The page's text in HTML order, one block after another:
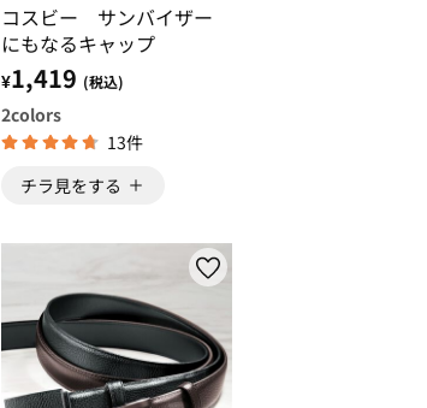
コスビー サンバイザー
にもなるキャップ
¥1,419 (税込)
2colors
13件
チラ見をする